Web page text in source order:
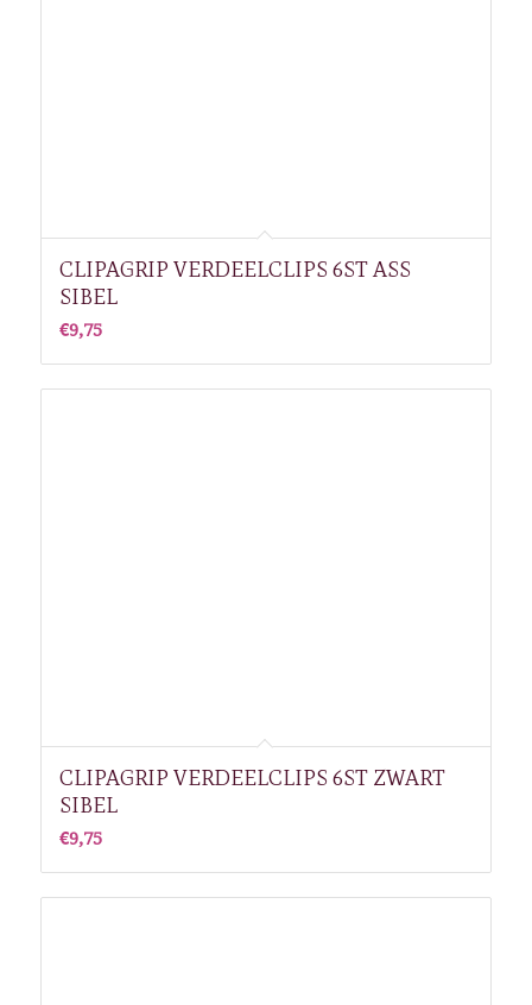
CLIPAGRIP VERDEELCLIPS 6ST ASS
SIBEL
€9,75
CLIPAGRIP VERDEELCLIPS 6ST ZWART
SIBEL
€9,75